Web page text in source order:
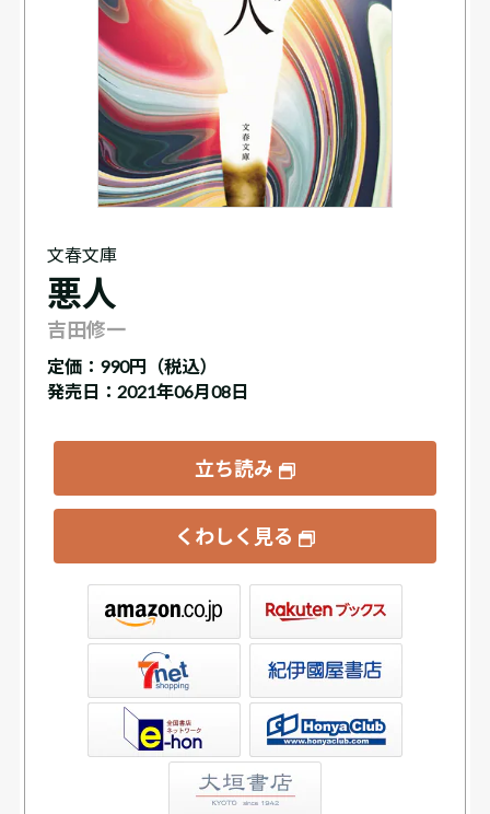
文春文庫
悪人
吉田修一
定価： 990円（税込）
発売日：2021年06月08日
立ち読み
くわしく見る
書店ウェブストア